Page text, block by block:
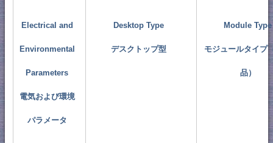
Electrical and
Environmental
Parameters
電気および環境
パラメータ
Desktop Type
デスクトップ型
Module Type
モジュールタイプ
品）